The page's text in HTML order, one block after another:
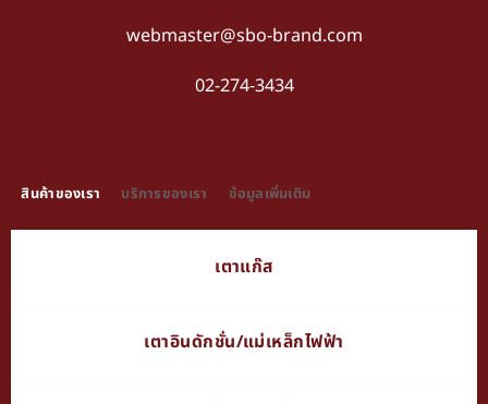
webmaster@sbo-brand.com
02-274-3434
สินค้าของเรา บริการของเรา ข้อมูลเพิ่มเติม
เตาแก๊ส
เตาอินดักชั่น/แม่เหล็กไฟฟ้า